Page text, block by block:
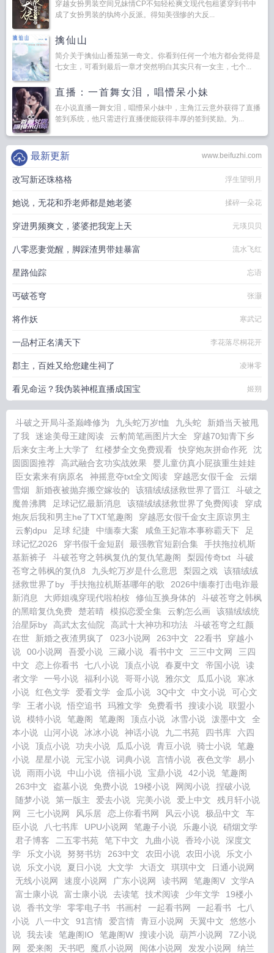
穿越女扮男装空间兄妹情CP不知轻松爽文现代包租婆穿到书中
成了女扮男装的纨绔小反派。得知美强惨的大反...
擒仙山
简介关于擒仙山番茄第一奇文。你看到任何一个地方都会觉得是
七女主，可看到最后一章才突然明白其实只有一女主，七个...
直播：一首舞女泪，唱懵呆小妹
在小说直播一舞女泪，唱懵呆小妹中，主角江云意外获得了直播
签到系统，他只需进行直播便能获得丰厚的签到奖励。为...
www.beifuzhi.com
最新更新
改写新还珠格格 浮生望明月
她说，无花和乔老师都是她老婆 揉碎一朵花
穿进男频爽文，婆婆把我宠上天 元瑛贝贝
八零恶妻觉醒，脚踩渣男带娃暴富 流水飞红
星路仙踪 忘语
丐破苍穹 张灏
将作妖 寒武记
一品村正名满天下 李花落尽桐花开
郡主，百姓又给您建生祠了 凌琳零
看见命运？我伪装神棍直播成国宝 姬朔
斗破之开局斗圣巅峰修为 九头蛇万岁t恤 九头蛇
新婚当天被甩
了我
迷途美母王建阅读 云豹简笔画图片大全
穿越70知青下乡
后来女主考上大学了
红楼梦全文免费观看 快穿炮灰拼命作死
沈
圆圆圆推荐
高武融合玄功实战效果
婴儿童仿真小屁孩重生娃娃
臣女素来有病原名
神摇意夺txt全文阅读 穿越恶女假千金
云烟
雪烟
新婚夜被抛弃搬空嫁妆的 该猫绒绒拯救世界了晋江
斗破之
魔兽沸腾
足球记忆最新消息 该猫绒绒拯救世界了免费阅读
穿成
炮灰后我和男主he了TXT笔趣阁
穿越恶女假千金女主原谅男主
云豹dpu
足球 纪捷 中缅泰大案 咸鱼王妃靠本事称霸天下
足
球记忆2026
穿书假千金短剧 最强教官短剧合集
手扶拖拉机斯
基新裤子
斗破苍穹之韩枫复仇的复仇笔趣阁 梨园传奇txt
斗破
苍穹之韩枫的复仇8
九头蛇万岁是什么意思 梨园之戏
该猫绒绒
拯救世界了by
手扶拖拉机斯基哪年的歌
2026中缅泰打击电诈最
新消息
大师姐魂穿现代啦柏桉 修仙互换身体的
斗破苍穹之韩枫
的黑暗复仇免费
楚若晴 模拟恋爱全集 云豹怎么画
该猫绒绒统
治星际by
高武太玄仙院 高武十大神功和功法
斗破苍穹之红颜
在世
新婚之夜渣男疯了 023小说网 263中文 22看书
穿越小
说
00小说网 吾爱小说 三藏小说 看书中文 三三中文网
三四
中文
恋上你看书 七八小说 顶点小说 春夏中文 帝国小说
读
者文学
一号小说 福利小说 哥哥小说 雅尔文 瓜瓜小说
寒冰
小说
红色文学 爱看文学 金瓜小说 3Q中文 中文小说
可心文
学
王者小说 悟空追书 玛雅文学 免费看书 搜读小说
联盟小
说
模特小说 笔趣阁 笔趣阁 顶点小说 冰雪小说 泼墨中文
全
本小说
山河小说 冰冰小说 神话小说 九二书苑 四书库
六四
小说
顶点小说 功夫小说 瓜瓜小说 青豆小说 骑士小说
笔趣
小说
星星小说 元宝小说 词典小说 言情小说 夜色文学
易小
说
雨雨小说 中山小说 倍福小说 宝鼎小说 42小说
笔趣阁
263中文
盗墓小说 免费小说 19楼小说 网阅小说
捏破小说
随梦小说
第一版主 爱去小说 完美小说 爱上中文
残月轩小说
网
三七小说网 风乐居 恋上你看书网 风云小说 极品中文
车
臣小说
八七书库 UPU小说网 笔趣子小说 乐趣小说
硝烟文学
君子博客
二五零书苑 笔下中文 九曲小说 香玲小说
深度文
学
乐文小说 努努书坊 263中文 农田小说 农田小说
乐文小
说
乐文小说 夏日小说 大文学 大语文 琪琪中文
日通小说网
无线小说网
速度小说网 广东小说网 读书网 笔趣阁V
文学A
富士康小说
富士康小说 去读笔 技术阅读 少年文学
19楼小
说
香书文学 零零电子书 书画村 一起看书网 一起看书
七八
小说
八一中文 91言情 爱言情 青豆小说网 天翼中文
悠悠小
说
我去读 笔趣阁IO 笔趣阁W 搜读小说 葫芦小说网
7Z小说
网
爱来阁 天书吧 魔爪小说网 阅体小说网 发发小说网
纳兰